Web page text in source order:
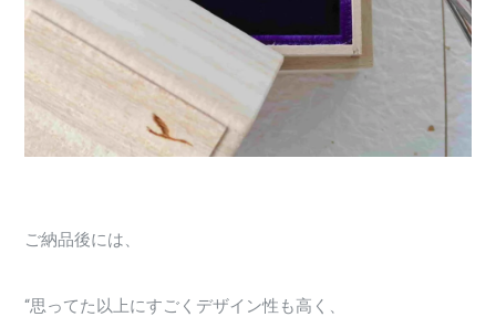
ご納品後には、
“思ってた以上にすごくデザイン性も高く、